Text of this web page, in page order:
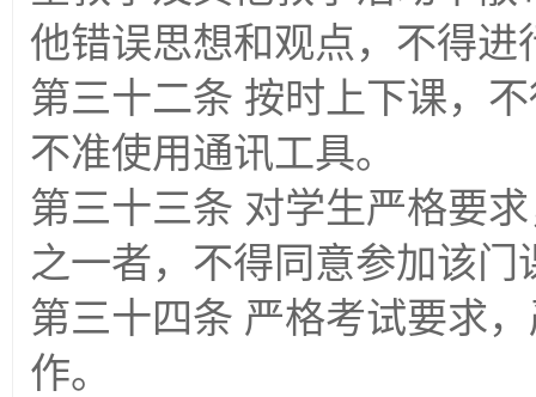
他错误思想和观点，不得
第三十二条 按时上下课，
不准使用通讯工具。
第三十三条 对学生严格要
之一者，不得同意参加该门
第三十四条 严格考试要求
作。